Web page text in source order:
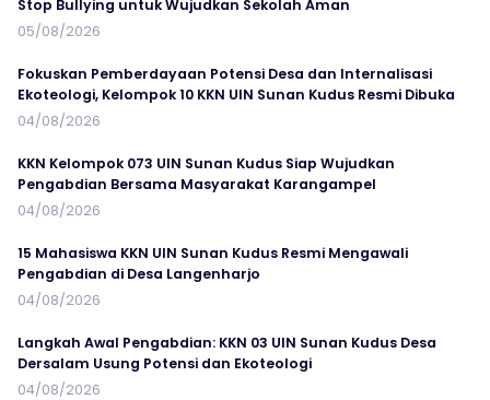
Stop Bullying untuk Wujudkan Sekolah Aman
05/08/2026
Fokuskan Pemberdayaan Potensi Desa dan Internalisasi
Ekoteologi, Kelompok 10 KKN UIN Sunan Kudus Resmi Dibuka
04/08/2026
KKN Kelompok 073 UIN Sunan Kudus Siap Wujudkan
Pengabdian Bersama Masyarakat Karangampel
04/08/2026
15 Mahasiswa KKN UIN Sunan Kudus Resmi Mengawali
Pengabdian di Desa Langenharjo
04/08/2026
Langkah Awal Pengabdian: KKN 03 UIN Sunan Kudus Desa
Dersalam Usung Potensi dan Ekoteologi
04/08/2026